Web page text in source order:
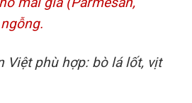
Việt phù hợp: bò lá lốt, vịt